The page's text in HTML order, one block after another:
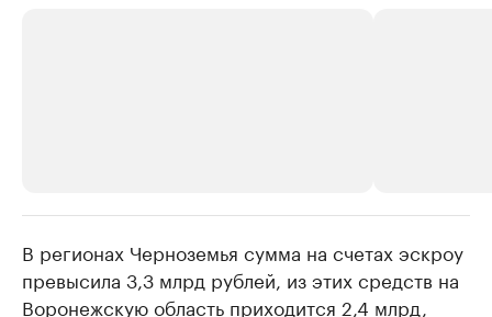
Делитесь новостями бизнеса на РБК
Управляйте страницей компании и развивайте личные
Крупнейшие
продавцы
В регионах Черноземья сумма на счетах эскроу
превысила 3,3 млрд рублей, из этих средств на
Воронежскую область приходится 2,4 млрд,